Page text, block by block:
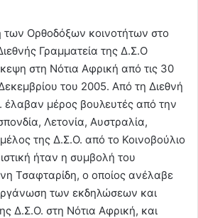
Ορθοδόξων κοινοτήτων στο
Γραμματεία της Δ.Σ.Ο
στη Νότια Αφρική από τις 30
του 2005. Από τη Διεθνή
έλαβαν μέρος βουλευτές από την
Λετονία, Αυστραλία,
της Δ.Σ.Ο. από το Κοινοβούλιο
ήταν η συμβολή του
Τσαφταρίδη, ο οποίος ανέλαβε
των εκδηλώσεων και
Δ.Σ.Ο. στη Νότια Αφρική, και